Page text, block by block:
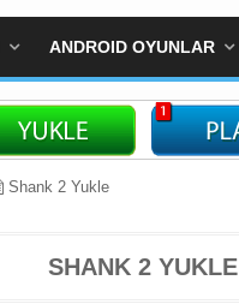
ANDROID OYUNLAR
Shank 2 Yukle
SHANK 2 YUKLE